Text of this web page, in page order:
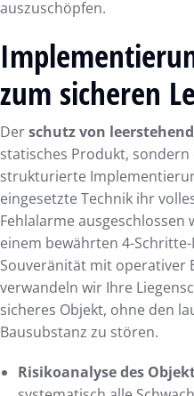
auszuschöpfen.
zum sicheren
Derschutz von
statisches Produkt,
strukturierte
eingesetzte Technik ihr
Fehlalarme ausgeschlossen
einem bewährten 4-
Souveränität mit operativer
verwandeln wir Ihre
sicheres Objekt, ohne den
Bausubstanz zu stören.
Risikoanalyse des